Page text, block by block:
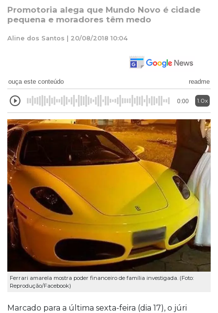
Promotoria alega que Mundo Novo é cidade
pequena e moradores têm medo
Aline dos Santos | 20/08/2018 10:04
ouça este conteúdo readme
0:00 1.0x
Ferrari amarela mostra poder financeiro de família investigada. (Foto:
Reprodução/Facebook)
Marcado para a última sexta-feira (dia 17), o júri